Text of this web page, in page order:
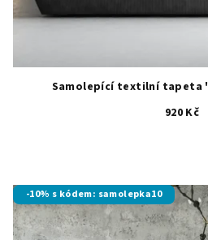
Samolepící textilní tapeta
920 Kč
-10% s kódem: samolepka10